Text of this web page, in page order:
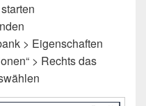
> Eigenschaften
> Rechts das